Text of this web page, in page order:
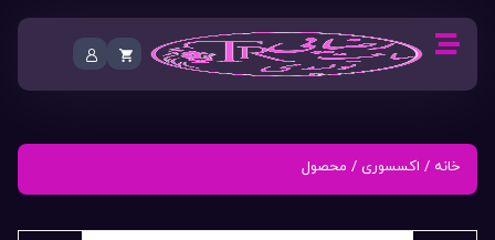
خانه / اکسسوری / محصول